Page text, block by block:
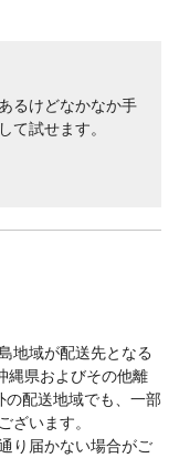
るけどなかなか手
て試せます。
地域が配送先となる
縄県およびその他離
配送地域でも、一部
ざいます。
り届かない場合がご